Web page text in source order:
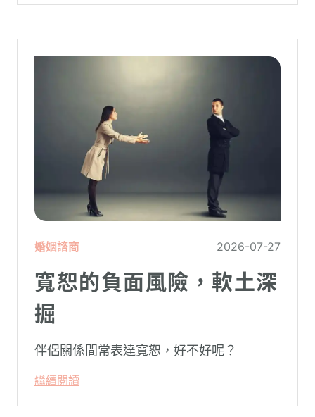
療癒，卻經常缺乏實證基礎，甚至可能對正
婚姻諮商 2026-07-27
寬恕的負面風險，軟土深
掘
伴侶關係間常表達寬恕，好不好呢？
繼續閱讀